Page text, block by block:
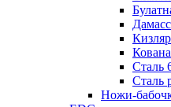
Кизляр
Сталь
Сталь
Ножи-